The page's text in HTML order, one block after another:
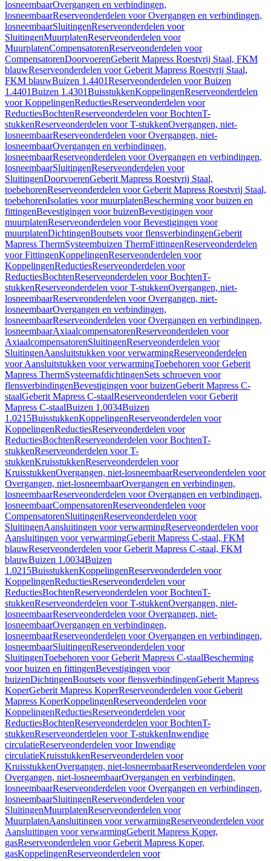
losneembaarOvergangen en verbindingen,
losneembaarReserveonderdelen voor Overgangen en verbindingen,
losneembaarSluitingenReserveonderdelen voor
SluitingenMuurplatenReserveonderdelen voor
MuurplatenCompensatorenReserveonderdelen voor
CompensatorenDoorvoerenGeberit Mapress Roestvrij Staal, FKM
blauwReserveonderdelen voor Geberit Mapress Roestvrij Staal,
FKM blauwBuizen 1.4401Reserveonderdelen voor Buizen
1.4401Buizen 1.4301BuisstukkenKoppelingenReserveonderdelen
voor KoppelingenReductiesReserveonderdelen voor
ReductiesBochtenReserveonderdelen voor BochtenT-
stukkenReserveonderdelen voor T-stukkenOvergangen, niet-
losneembaarReserveonderdelen voor Overgangen, niet-
losneembaarOvergangen en verbindingen,
losneembaarReserveonderdelen voor Overgangen en verbindingen,
losneembaarSluitingenReserveonderdelen voor
SluitingenDoorvoerenGeberit Mapress Roestvrij Staal,
toebehorenReserveonderdelen voor Geberit Mapress Roestvrij Staal,
toebehorenIsolaties voor muurplatenBescherming voor buizen en
fittingenBevestigingen voor buizenBevestigingen voor
muurplatenReserveonderdelen voor Bevestigingen voor
muurplatenDichtingenBoutsets voor flensverbindingenGeberit
Mapress ThermSysteembuizen ThermFittingenReserveonderdelen
voor FittingenKoppelingenReserveonderdelen voor
KoppelingenReductiesReserveonderdelen voor
ReductiesBochtenReserveonderdelen voor BochtenT-
stukkenReserveonderdelen voor T-stukkenOvergangen, niet-
losneembaarReserveonderdelen voor Overgangen, niet-
losneembaarOvergangen en verbindingen,
losneembaarReserveonderdelen voor Overgangen en verbindingen,
losneembaarAxiaalcompensatorenReserveonderdelen voor
AxiaalcompensatorenSluitingenReserveonderdelen voor
SluitingenAansluitstukken voor verwarmingReserveonderdelen
voor Aansluitstukken voor verwarmingToebehoren voor Geberit
Mapress ThermSysteemafdichtingenSets schroeven voor
flensverbindingenBevestigingen voor buizenGeberit Mapress C-
staalGeberit Mapress C-staalReserveonderdelen voor Geberit
Mapress C-staalBuizen 1.0034Buizen
1.0215BuisstukkenKoppelingenReserveonderdelen voor
KoppelingenReductiesReserveonderdelen voor
ReductiesBochtenReserveonderdelen voor BochtenT-
stukkenReserveonderdelen voor T-
stukkenKruisstukkenReserveonderdelen voor
KruisstukkenOvergangen, niet-losneembaarReserveonderdelen voor
Overgangen, niet-losneembaarOvergangen en verbindingen,
losneembaarReserveonderdelen voor Overgangen en verbindingen,
losneembaarCompensatorenReserveonderdelen voor
CompensatorenSluitingenReserveonderdelen voor
SluitingenAansluitingen voor verwarmingReserveonderdelen voor
Aansluitingen voor verwarmingGeberit Mapress C-staal, FKM
blauwReserveonderdelen voor Geberit Mapress C-staal, FKM
blauwBuizen 1.0034Buizen
1.0215BuisstukkenKoppelingenReserveonderdelen voor
KoppelingenReductiesReserveonderdelen voor
ReductiesBochtenReserveonderdelen voor BochtenT-
stukkenReserveonderdelen voor T-stukkenOvergangen, niet-
losneembaarReserveonderdelen voor Overgangen, niet-
losneembaarOvergangen en verbindingen,
losneembaarReserveonderdelen voor Overgangen en verbindingen,
losneembaarSluitingenReserveonderdelen voor
SluitingenToebehoren voor Geberit Mapress C-staalBescherming
voor buizen en fittingenBevestigingen voor
buizenDichtingenBoutsets voor flensverbindingenGeberit Mapress
KoperGeberit Mapress KoperReserveonderdelen voor Geberit
Mapress KoperKoppelingenReserveonderdelen voor
KoppelingenReductiesReserveonderdelen voor
ReductiesBochtenReserveonderdelen voor BochtenT-
stukkenReserveonderdelen voor T-stukkenInwendige
circulatieReserveonderdelen voor Inwendige
circulatieKruisstukkenReserveonderdelen voor
KruisstukkenOvergangen, niet-losneembaarReserveonderdelen voor
Overgangen, niet-losneembaarOvergangen en verbindingen,
losneembaarReserveonderdelen voor Overgangen en verbindingen,
losneembaarSluitingenReserveonderdelen voor
SluitingenMuurplatenReserveonderdelen voor
MuurplatenAansluitingen voor verwarmingReserveonderdelen voor
Aansluitingen voor verwarmingGeberit Mapress Koper,
gasReserveonderdelen voor Geberit Mapress Koper,
gasKoppelingenReserveonderdelen voor